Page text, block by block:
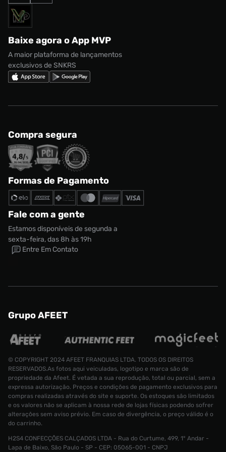
Calça adidas Premium Originals Masculina
Acessórios
Marcas
adidas Adi2000
adidas Campus
Nike Shox
Política de privacidade
Regulamento CRM/ CASHBACK
Regulamento Cupom
Solicite seus dados
Baixe agora o App MVP
A maior plataforma de lançamentos
exclusivos de SNKRS
Compra segura
Formas de Pagamento
Fale com a gente
Estamos disponíveis de segunda a
sexta-feira, das 8h às 19h
Entre Em Contato
Grupo AFEET
© COPYRIGHT 2024 AFEET FRANQUIAS LTDA. TODOS OS DIREITOS
RESERVADOS.As fotos aqui veiculadas, logotipo e marca são de
propriedade da Afeet. É vetada a sua reprodução, total ou parcial, sem a
expressa autorização. Preços e condições de pagamento exclusivos para
compras realizadas através do site e suporte. Os estoques são limitados
e os valores não se aplicam à nossa rede de lojas físicas podendo sofrer
alterações sem aviso prévio. Em caso de divergência, o preço válido é o
do carrinho.
H2S4 CONFECÇÕES CALÇADOS LTDA - Rua do Curtume, 499, 1° Andar -
Lapa de Baixo, São Paulo - SP - CEP: 05065-001 - CNPJ